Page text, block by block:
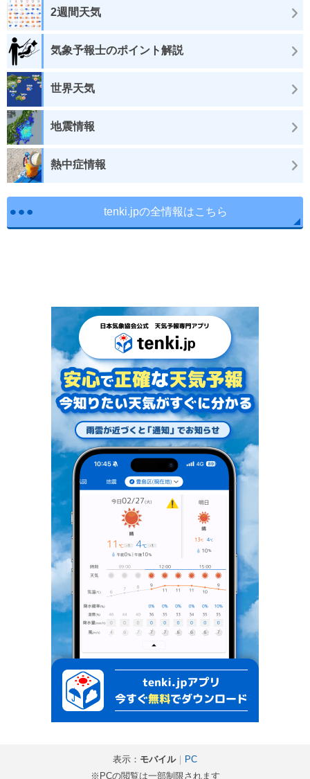
2週間天気
気象予報士のポイント解説
世界天気
地震情報
熱中症情報
tenki.jpの全情報はこちら
表示： モバイル｜
PC
※PCの閲覧は一部制限されます